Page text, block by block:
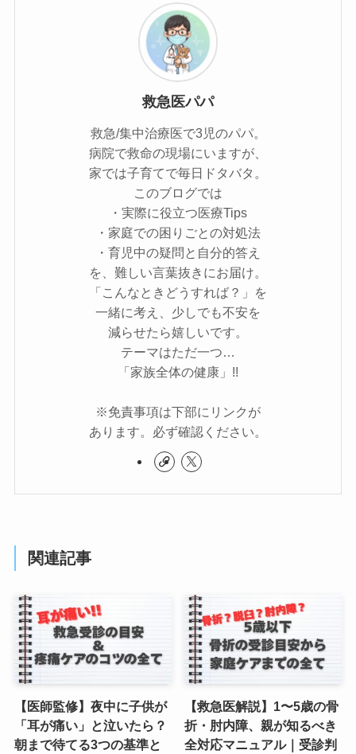
救急医パパ
救急/集中治療医で3児のパパ。
病院で救命の現場にいますが、
家では子育てで毎日ドタバタ。
このブログでは
・実際に役立つ医療Tips
・家庭での困りごとの対処法
・育児中の疑問と自分的答え
を、難しい言葉抜きにお届け。
「こんなときどうすれば？」を
一緒に考え、少しでも不安を
減らせたら嬉しいです。
テーマはただ一つ…
「家族全体の健康」!!
※免責事項は下部にリンクが
あります。必ず確認ください。
関連記事
【医師監修】夜中に子供が
「耳が痛い」と泣いたら？
朝まで待てる3つの基準と
【救急医解説】1〜5歳の骨
折・肘内障、親が知るべき
全対応マニュアル｜受診判